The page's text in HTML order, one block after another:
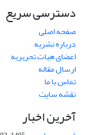
دسترسی سریع
صفحه اصلی
درباره نشریه
اعضای هیات تحریریه
ارسال مقاله
تماس با ما
نقشه سایت
آخرین اخبار